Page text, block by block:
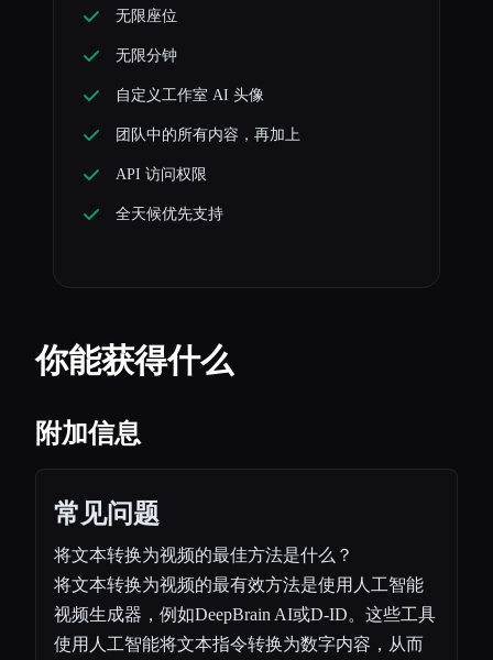
无限座位
无限分钟
自定义工作室 AI 头像
团队中的所有内容，再加上
API 访问权限
全天候优先支持
你能获得什么
附加信息
常见问题
将文本转换为视频的最佳方法是什么？
将文本转换为视频的最有效方法是使用人工智能
视频生成器，例如DeepBrain AI或D-ID。这些工具
使用人工智能将文本指令转换为数字内容，从而